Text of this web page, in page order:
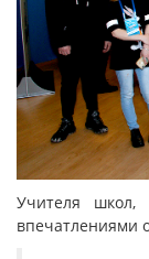
Учителя школ,
впечатлениями